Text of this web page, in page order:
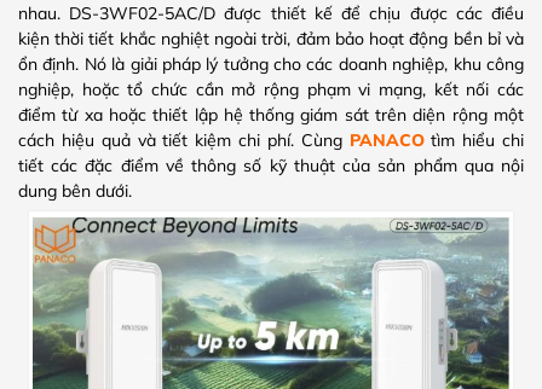
nhau. DS-3WF02-5AC/D được thiết kế để chịu được các điều
kiện thời tiết khắc nghiệt ngoài trời, đảm bảo hoạt động bền bỉ và
ổn định. Nó là giải pháp lý tưởng cho các doanh nghiệp, khu công
nghiệp, hoặc tổ chức cần mở rộng phạm vi mạng, kết nối các
điểm từ xa hoặc thiết lập hệ thống giám sát trên diện rộng một
cách hiệu quả và tiết kiệm chi phí. Cùng PANACOtìm hiểu chi
tiết các đặc điểm về thông số kỹ thuật của sản phẩm qua nội
dung bên dưới.